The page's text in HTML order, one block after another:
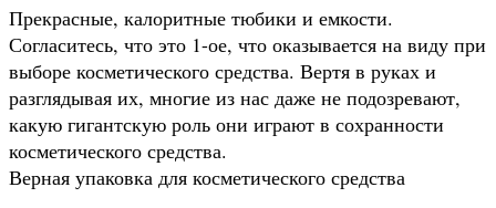
Прекрасные, калоритные тюбики и емкости.
Согласитесь, что это 1-ое, что оказывается на виду при
выборе косметического средства. Вертя в руках и
разглядывая их, многие из нас даже не подозревают,
какую гигантскую роль они играют в сохранности
косметического средства.
Верная упаковка для косметического средства